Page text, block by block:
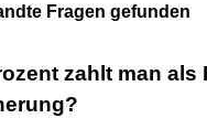
Fragen gefunden
zahlt man als